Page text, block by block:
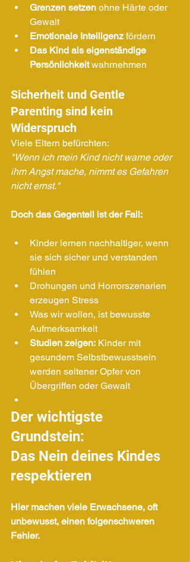
Grenzen setzen ohne Härte oder
Gewalt
Emotionale Intelligenz fördern
Das Kind als eigenständige
Persönlichkeit wahrnehmen
Sicherheit und Gentle
Parenting sind kein
Widerspruch
Viele Eltern befürchten:
"Wenn ich mein Kind nicht warne oder
ihm Angst mache, nimmt es Gefahren
nicht ernst."
Doch das Gegenteil ist der Fall:
Kinder lernen nachhaltiger, wenn
sie sich sicher und verstanden
fühlen
Drohungen und Horrorszenarien
erzeugen Stress
Was wir wollen, ist bewusste
Aufmerksamkeit
Studien zeigen: Kinder mit
gesundem Selbstbewusstsein
werden seltener Opfer von
Übergriffen oder Gewalt
Der wichtigste
Grundstein:
Das Nein deines Kindes
respektieren
Hier machen viele Erwachsene, oft
unbewusst, einen folgenschweren
Fehler.